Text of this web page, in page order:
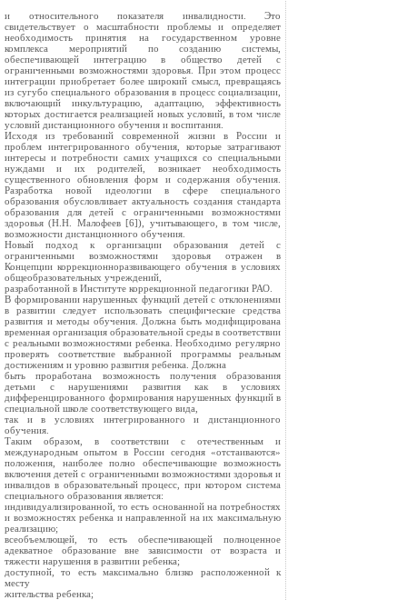
и относительного показателя инвалидности. Это
свидетельствует о масштабности проблемы и определяет
необходимость принятия на государственном уровне
комплекса мероприятий по созданию системы,
обеспечивающей интеграцию в общество детей с
ограниченными возможностями здоровья. При этом процесс
интеграции приобретает более широкий смысл, превращаясь
из сугубо специального образования в процесс социализации,
включающий инкультурацию, адаптацию, эффективность
которых достигается реализацией новых условий, в том числе
условий дистанционного обучения и воспитания.
Исходя из требований современной жизни в России и
проблем интегрированного обучения, которые затрагивают
интересы и потребности самих учащихся со специальными
нуждами и их родителей, возникает необходимость
существенного обновления форм и содержания обучения.
Разработка новой идеологии в сфере специального
образования обусловливает актуальность создания стандарта
образования для детей с ограниченными возможностями
здоровья (Н.Н. Малофеев [6]), учитывающего, в том числе,
возможности дистанционного обучения.
Новый подход к организации образования детей с
ограниченными возможностями здоровья отражен в
Концепции коррекционноразвивающего обучения в условиях
общеобразовательных учреждений,
разработанной в Институте коррекционной педагогики РАО.
В формировании нарушенных функций детей с отклонениями
в развитии следует использовать специфические средства
развития и методы обучения. Должна быть модифицирована
временная организация образовательной среды в соответствии
с реальными возможностями ребенка. Необходимо регулярно
проверять соответствие выбранной программы реальным
достижениям и уровню развития ребенка. Должна
быть проработана возможность получения образования
детьми с нарушениями развития как в условиях
дифференцированного формирования нарушенных функций в
специальной школе соответствующего вида,
так и в условиях интегрированного и дистанционного
обучения.
Таким образом, в соответствии с отечественным и
международным опытом в России сегодня «отстаиваются»
положения, наиболее полно обеспечивающие возможность
включения детей с ограниченными возможностями здоровья и
инвалидов в образовательный процесс, при котором система
специального образования является:
индивидуализированной, то есть основанной на потребностях
и возможностях ребенка и направленной на их максимальную
реализацию;
всеобъемлющей, то есть обеспечивающей полноценное
адекватное образование вне зависимости от возраста и
тяжести нарушения в развитии ребенка;
доступной, то есть максимально близко расположенной к
месту
жительства ребенка;